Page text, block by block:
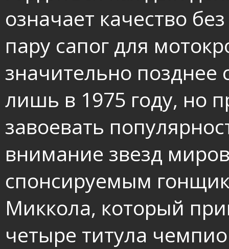
означает качество
пару сапог для
значительно позднее
лишь в 1975 году, но
завоевать
внимание звезд
спонсируемым
Миккола, который
четыре титула